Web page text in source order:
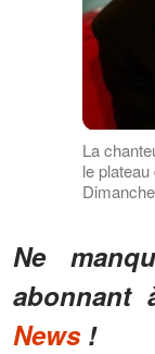
La
le
Ne
abonnant
News!